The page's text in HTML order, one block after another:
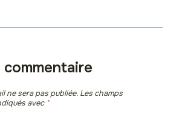
commentaire
ne sera pas publiée. Les champs
avec *